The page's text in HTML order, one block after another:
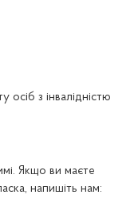
осіб з інвалідністю
Якщо ви маєте
напишіть нам: